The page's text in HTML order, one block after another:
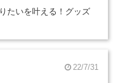
たいを叶える！グッズ
22/7/31